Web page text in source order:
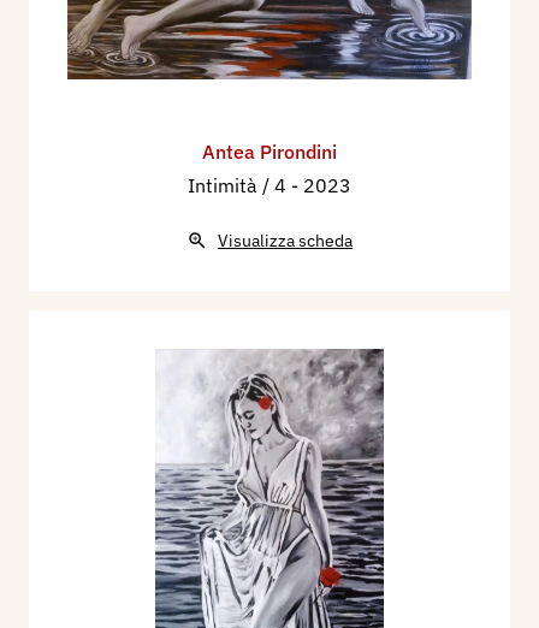
Antea Pirondini
Intimità / 4 - 2023
Visualizza scheda